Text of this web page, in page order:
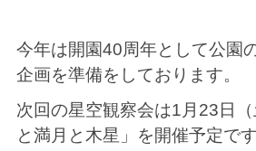
今年は開園40周年として公園
企画を準備をしております。
次回の星空観察会は1月23日
と満月と木星」を開催予定です